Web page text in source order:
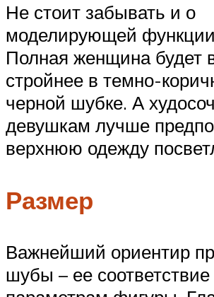
Не стоит забывать и о
моделирующей
Полная женщина будет
стройнее в темно-
черной шубке. А
девушкам лучше
верхнюю одежду
Размер
Важнейший ориентир
шубы – ее соответствие